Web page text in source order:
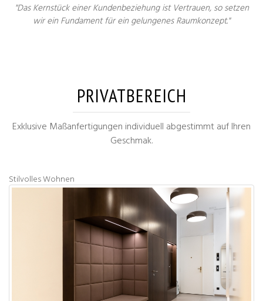
"Das Kernstück einer Kundenbeziehung ist Vertrauen, so setzen
wir ein Fundament für ein gelungenes Raumkonzept."
PRIVATBEREICH
Exklusive Maßanfertigungen individuell abgestimmt auf Ihren
Geschmak.
Stilvolles Wohnen